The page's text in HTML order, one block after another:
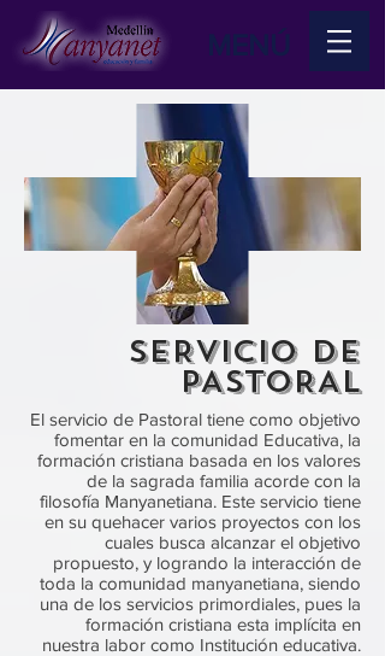
MENÚ
SERVICIO DE
PASTORAL
El servicio de Pastoral tiene como objetivo
fomentar en la comunidad Educativa, la
formación cristiana basada en los valores
de la sagrada familia acorde con la
filosofía Manyanetiana. Este servicio tiene
en su quehacer varios proyectos con los
cuales busca alcanzar el objetivo
propuesto, y logrando la interacción de
toda la comunidad manyanetiana, siendo
una de los servicios primordiales, pues la
formación cristiana esta implícita en
nuestra labor como Institución educativa.